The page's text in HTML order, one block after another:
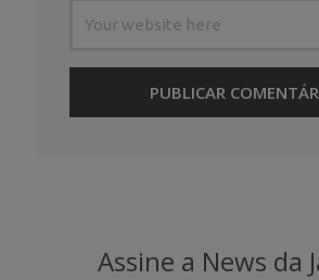
Assine a News da